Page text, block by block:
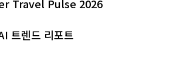
Travel Pulse 2026
트렌드 리포트